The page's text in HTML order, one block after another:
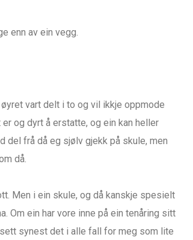
enn av ein vegg.
vart delt i to og vil ikkje oppmode
og dyrt å erstatte, og ein kan heller
del frå då eg sjølv gjekk på skule, men
då.
Men i ein skule, og då kanskje spesielt
Om ein har vore inne på ein tenåring sitt
synest det i alle fall for meg som lite